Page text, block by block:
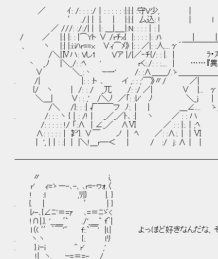
／ ｲ: /: : : :/│: : : : : :|:|:| :守V少, │
′ ./.| | |. | |:|:| 厶込: ! | l
／ ///: :/:/| | |: ＿|＿_|:N: : : :│: |
/ ／ |:| |: : |⌒Yト ∨ /rﾁx{ |: : : : |: :ﾊ | |
、 ヽ |:| |:i:iﾊr==x ∨ｨ⌒ﾒ》 |: : ／|: :人....γ´￣￣￣￣￣
/＼|Ⅳハ: Vし1 Vア |/|／‐ﾁ{/: : |. | ﾗ･ｽﾄ
丶 _ﾉ |＼_/: :ﾍ ' rく:./: : :.... | ……『異国
∨ ＼_:丶 ｰ一' /: :∧＿＿/.ゝ＿＿＿＿＿＿＿
. /| |: : :ト ､ イ ,: : ;'￣》〃/ ／|
{/ ヽ | /: : / _兀 /: :/ ／| ∨ |... γ´￣￣￣￣
＼＿| ∨: : ,' /＼ﾉ ／「: :ﾚ' ﾉ ＼_j | 台本
/＼ /}: : :| √￣￣フ ﾉ:.│ │ ＿∠.... ゝ＿＿＿＿
. /: : : ヽ {｜: /!│ _／_／ﾄ､ :| ヽ ／ : : ハ
/: : : : : !/ 「:∧ | ∠_／ ∧Ⅵ ／ : : |:.｜;ﾍ
∧: : : : :｜ ㌢}. ∨￣ ノ | ﾍ ／: :∧:.││Ⅵ
| ', |｜: :| | |＼!＿r─＜ | / :/ j: ∧│ |
〃 i,
r' ｨ=ゝー-､-、､r=‐ヮｫ.〈
! :l ,ﾘ|} |. }
. {. | ′ | }
ﾚ-､{∠ﾆ'＝=ｧ ､=＝ﾆゞ<
!∩|.}. '__＿ﾞ` ./'_＿` f＾|
ｌ（( ﾞ′｀￣'" f::`￣' |l.| よっぽど好きなんだな、
. ヽ.ヽ {:. ｌﾘ
. }.iｰi ^ r' ,'
!| ヽ. ｰ=＝=- /